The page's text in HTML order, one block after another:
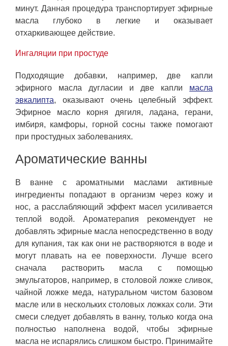
минут. Данная процедура транспортирует эфирные
масла глубоко в легкие и оказывает
отхаркивающее действие.
Ингаляции при простуде
Подходящие добавки, например, две капли
эфирного масла дугласии и две капли масла
эвкалипта, оказывают очень целебный эффект.
Эфирное масло корня дягиля, ладана, герани,
имбиря, камфоры, горной сосны также помогают
при простудных заболеваниях.
Ароматические ванны
В ванне с ароматными маслами активные
ингредиенты попадают в организм через кожу и
нос, а расслабляющий эффект масел усиливается
теплой водой. Ароматерапия рекомендует не
добавлять эфирные масла непосредственно в воду
для купания, так как они не растворяются в воде и
могут плавать на ее поверхности. Лучше всего
сначала растворить масла с помощью
эмульгаторов, например, в столовой ложке сливок,
чайной ложке меда, натуральном чистом базовом
масле или в нескольких столовых ложках соли. Эти
смеси следует добавлять в ванну, только когда она
полностью наполнена водой, чтобы эфирные
масла не испарялись слишком быстро. Принимайте